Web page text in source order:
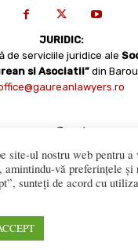
JURIDIC:
de serviciile juridice ale
si Asociatii” din
al Bistriteanul.Ro. ©
site-ul nostru web pentru
amintindu-vă preferințele și
sunteți de acord cu